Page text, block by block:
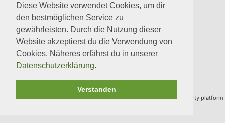
Diese Website verwendet Cookies, um dir
den bestmöglichen Service zu
gewährleisten. Durch die Nutzung dieser
Website akzeptierst du die Verwendung von
Cookies. Näheres erfährst du in unserer
Datenschutzerklärung.
Verstanden
UPDATES COMMUNITY
Copyright © 2014–2024 Team LANresort · Built withBYCEPS– a LAN party platform